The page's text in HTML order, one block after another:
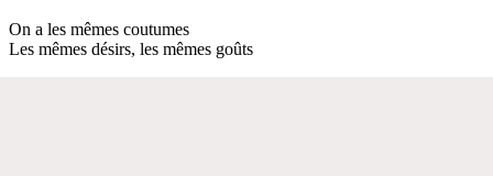
On a les mêmes coutumes
Les mêmes désirs, les mêmes goûts